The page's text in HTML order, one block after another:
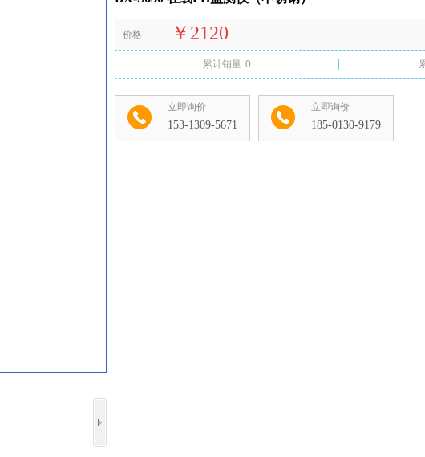
价格 ￥2120
累计销量 0
立即询价
153-1309-5671
立即询价
185-0130-9179